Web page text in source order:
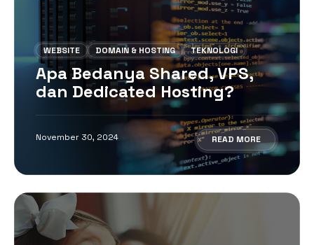
WEBSITE DOMAIN & HOSTING TEKNOLOGI
Apa Bedanya Shared, VPS,
dan Dedicated Hosting?
November 30, 2024 READ MORE